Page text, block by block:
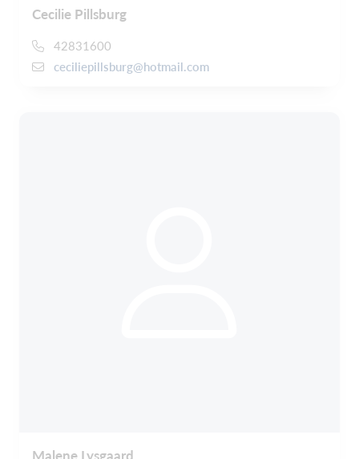
Cecilie Pillsburg
42831600
ceciliepillsburg@hotmail.com
Malene Lysgaard